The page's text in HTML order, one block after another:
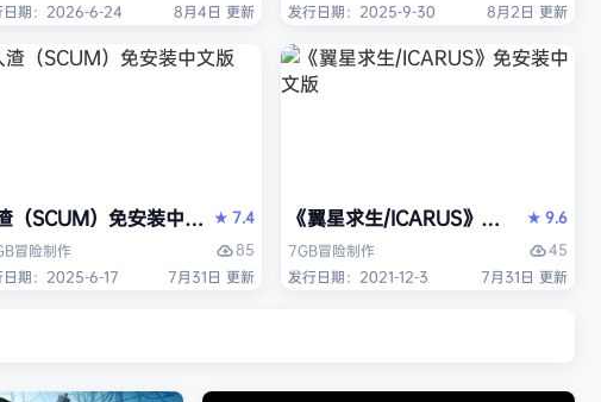
日期：2026-6-24
8月4日 更新
发行日期：2025-9-30
8月2日 更新
Ages）免安装中文版
（SCUM）免安装中文版★7.4
冒险制作
85
日期：2025-6-17
7月31日 更新
《翼星求生/ICARUS》免安装中文版
★9.6
7GB冒险制作
45
发行日期：2021-12-3
7月31日 更新